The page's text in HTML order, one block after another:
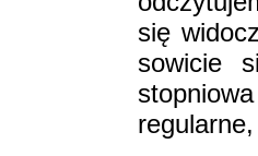
się
sowicie